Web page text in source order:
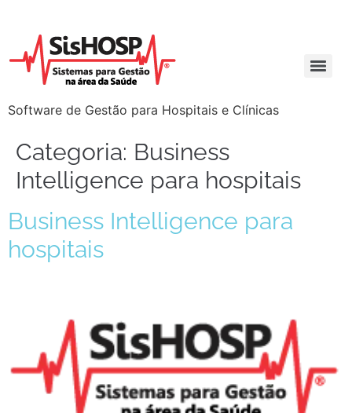
Software de Gestão para Hospitais e Clínicas
Categoria: Business
Intelligence para hospitais
Business Intelligence para
hospitais